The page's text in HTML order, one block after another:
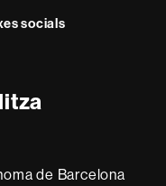
de Barcelona
socials
UAB
l'excel·lència
in